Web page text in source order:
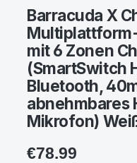
Barracuda X
mit 6 Zonen
(SmartSwitch
Bluetooth,
abnehmbares
Mikrofon)
€78.99